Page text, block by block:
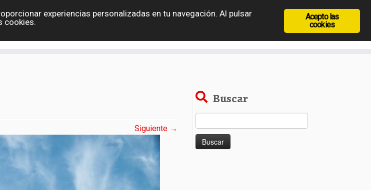
Holanda Polonia Grecia Rep. Checa Hungría
Rumanía
Siguiente →
Buscar
Acepto las
cookies
experiencias personalizadas en tu navegación. Al pulsar
cookies.